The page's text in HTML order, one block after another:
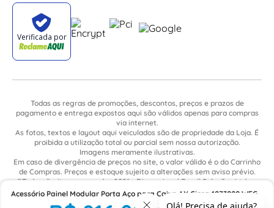
Acessório Painel Modular Porta Aço para Caixa AX Cinza 1073000 WEG
Todas as regras de promoções, descontos, preços e prazos de
pagamento e entrega expostos aqui são válidos apenas para compras
via internet.
As fotos, textos e layout aqui veiculados são de propriedade da Loja. É
proibida a utilização total ou parcial sem nossa autorização.
Imagens meramente ilustrativas.
Em caso de divergência de preços no site, o valor válido é o do Carrinho
de Compras. Preços e estoque sujeito a alterações sem aviso prévio.
©Todos direitos reservados 2021 - Dimensional Brasil Soluções Ltda. -
CNPJ: 06.913.480/0015-63 - Avenida Armando Ragonha, 190 - Bairro
Village Limeira. Pavilhão Sítio São João - Limeira - SP / CEP: 13.481-316